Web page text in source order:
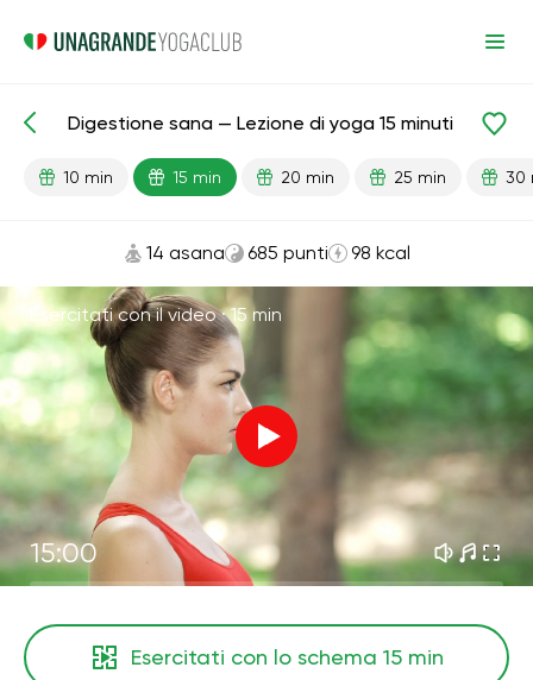
Lezioni pronte Digestione
Digestione sana — Lezione di yoga 15 minuti
10 min 15 min 20 min 25 min 30
14 asana 685 punti 98 kcal
Esercitati con il video ·15 min
15:00
Esercitati con lo schema 15 min